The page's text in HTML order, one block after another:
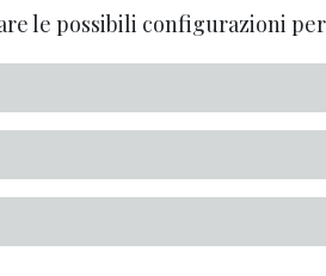
le possibili configurazioni per